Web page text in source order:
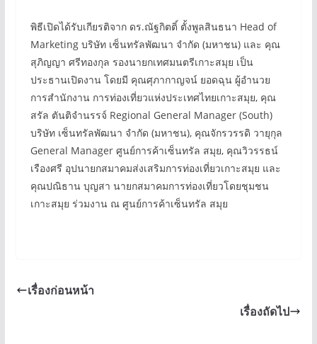
พิธีเปิดได้รับเกียรติจาก ดร.ณัฐกิตติ์ ตั้งพูลสินธนา Head of
Marketing บริษัท เซ็นทรัลพัฒนา จำกัด (มหาชน) และ คุณ
สุภิญญา ศรีทองกุล รองนายกเทศมนตรีเกาะสมุย เป็น
ประธานเปิดงาน โดยมี คุณศุภากาญจน์ ยอดฉุน ผู้อำนวย
การสำนักงาน การท่องเที่ยวแห่งประเทศไทยเกาะสมุย, คุณ
สรัล ตันติจำนรรจ์ Regional General Manager (South)
บริษัท เซ็นทรัลพัฒนา จำกัด (มหาชน), คุณจักรวรรดิ วายุกุล
General Manager ศูนย์การค้าเซ็นทรัล สมุย, คุณวิวรรธน์
เรืองศรี อุปนายกสมาคมส่งเสริมการท่องเที่ยวเกาะสมุย และ
คุณปณิธาน บุญสา นายกสมาคมการท่องเที่ยวโดยชุมชน
เกาะสมุย ร่วมงาน ณ ศูนย์การค้าเซ็นทรัล สมุย
เรื่องก่อนหน้า
เรื่องถัดไป